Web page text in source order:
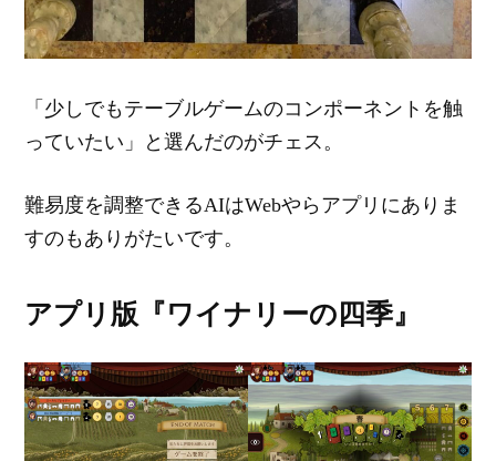
「少しでもテーブルゲームのコンポーネントを触
っていたい」と選んだのがチェス。
難易度を調整できるAIはWebやらアプリにありま
すのもありがたいです。
アプリ版『ワイナリーの四季』